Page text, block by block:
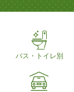
バス・トイレ別